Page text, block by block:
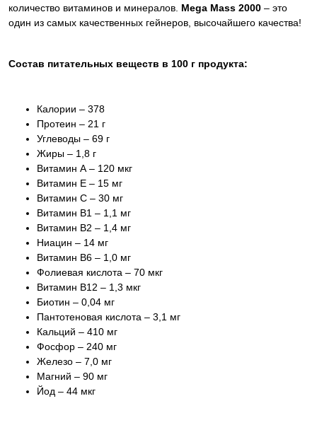
количество витаминов и минералов. Mega Mass 2000 – это
один из самых качественных гейнеров, высочайшего качества!
Состав питательных веществ в 100 г продукта:
Калории – 378
Протеин – 21 г
Углеводы – 69 г
Жиры – 1,8 г
Витамин А – 120 мкг
Витамин Е – 15 мг
Витамин С – 30 мг
Витамин В1 – 1,1 мг
Витамин В2 – 1,4 мг
Ниацин – 14 мг
Витамин В6 – 1,0 мг
Фолиевая кислота – 70 мкг
Витамин В12 – 1,3 мкг
Биотин – 0,04 мг
Пантотеновая кислота – 3,1 мг
Кальций – 410 мг
Фосфор – 240 мг
Железо – 7,0 мг
Магний – 90 мг
Йод – 44 мкг